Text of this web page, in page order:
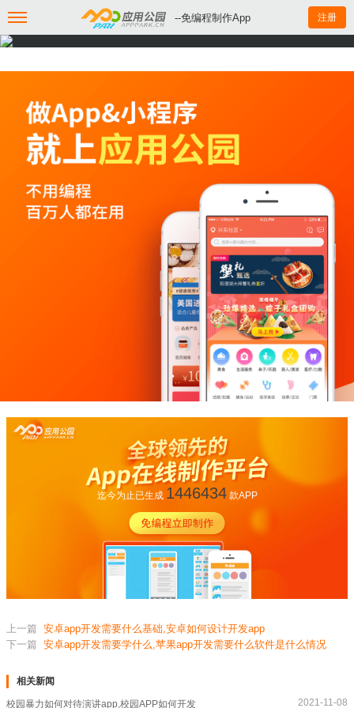
--免编程制作App 注册
迄今为止已生成 1446434款APP
上一篇 安卓app开发需要什么基础,安卓如何设计开发app
下一篇 安卓app开发需要学什么,苹果app开发需要什么软件是什么情况
相关新闻
校园暴力如何对待演讲app,校园APP如何开发 2021-11-08